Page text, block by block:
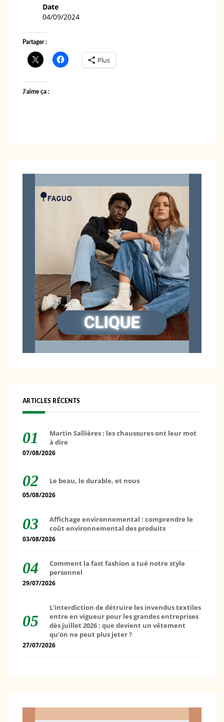
Date
04/09/2024
Partager :
Plus
J’aime ça :
ARTICLES RÉCENTS
Martin Sallières : les chaussures ont leur mot
à dire
07/08/2026
Le beau, le durable, et nous
05/08/2026
Affichage environnemental : comprendre le
coût environnemental des produits
03/08/2026
Comment la fast fashion a tué notre style
personnel
29/07/2026
L’interdiction de détruire les invendus textiles
entre en vigueur pour les grandes entreprises
dès juillet 2026 : que devient un vêtement
qu’on ne peut plus jeter ?
27/07/2026